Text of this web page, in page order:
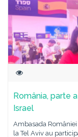
România, parte
Israel
Ambasada
la Tel Aviv au